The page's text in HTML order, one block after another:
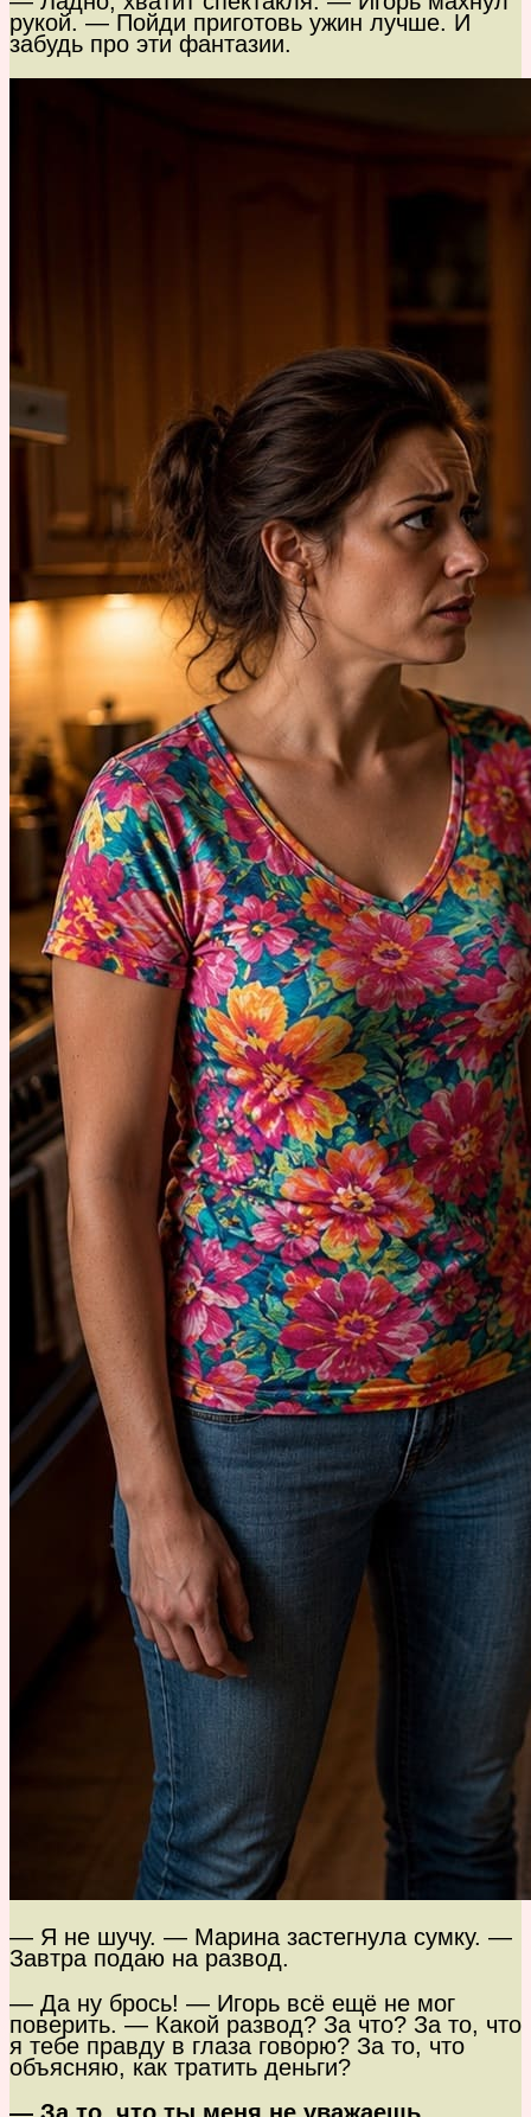
рукой. — Пойди приготовь ужин лучше. И
забудь про эти фантазии.
— Я не шучу. — Марина застегнула сумку. —
Завтра подаю на развод.
— Да ну брось! — Игорь всё ещё не мог
поверить. — Какой развод? За что? За то, что
я тебе правду в глаза говорю? За то, что
объясняю, как тратить деньги?